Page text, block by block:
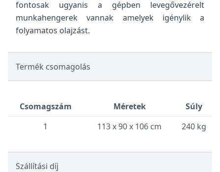
fontosak ugyanis a gépben levegővezérelt
munkahengerek vannak amelyek igénylik a
folyamatos olajzást.
Termék csomagolás
Csomagszám Méretek
Súly
1
113 x 90 x 106 cm 240 kg
Szállítási díj